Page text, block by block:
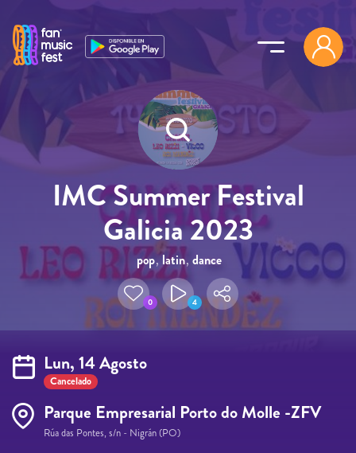
Pasar al contenido principal
IMC Summer Festival
Galicia 2023
pop,latin, dance
0 4
Lun, 14 Agosto
Cancelado
Parque Empresarial Porto do Molle -ZFV
Rúa das Pontes, s/n - Nigrán (PO)